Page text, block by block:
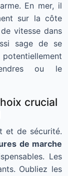
En mer, il
sur la côte
vitesse dans
sage de se
ou le
crucial
et de sécurité.
de marche
Les
Oubliez les